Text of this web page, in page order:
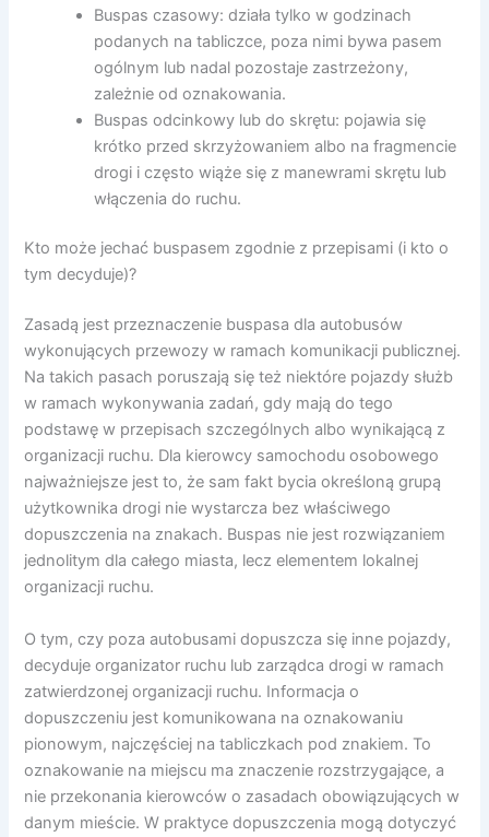
Buspas czasowy: działa tylko w godzinach
podanych na tabliczce, poza nimi bywa pasem
ogólnym lub nadal pozostaje zastrzeżony,
zależnie od oznakowania.
Buspas odcinkowy lub do skrętu: pojawia się
krótko przed skrzyżowaniem albo na fragmencie
drogi i często wiąże się z manewrami skrętu lub
włączenia do ruchu.
Kto może jechać buspasem zgodnie z przepisami (i kto o
tym decyduje)?
Zasadą jest przeznaczenie buspasa dla autobusów
wykonujących przewozy w ramach komunikacji publicznej.
Na takich pasach poruszają się też niektóre pojazdy służb
w ramach wykonywania zadań, gdy mają do tego
podstawę w przepisach szczególnych albo wynikającą z
organizacji ruchu. Dla kierowcy samochodu osobowego
najważniejsze jest to, że sam fakt bycia określoną grupą
użytkownika drogi nie wystarcza bez właściwego
dopuszczenia na znakach. Buspas nie jest rozwiązaniem
jednolitym dla całego miasta, lecz elementem lokalnej
organizacji ruchu.
O tym, czy poza autobusami dopuszcza się inne pojazdy,
decyduje organizator ruchu lub zarządca drogi w ramach
zatwierdzonej organizacji ruchu. Informacja o
dopuszczeniu jest komunikowana na oznakowaniu
pionowym, najczęściej na tabliczkach pod znakiem. To
oznakowanie na miejscu ma znaczenie rozstrzygające, a
nie przekonania kierowców o zasadach obowiązujących w
danym mieście. W praktyce dopuszczenia mogą dotyczyć